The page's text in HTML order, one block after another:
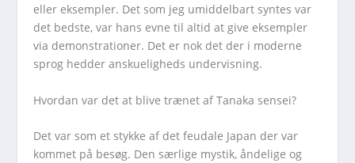
eller eksempler. Det som jeg umiddelbart syntes var
det bedste, var hans evne til altid at give eksempler
via demonstrationer. Det er nok det der i moderne
sprog hedder anskueligheds undervisning.
Hvordan var det at blive trænet af Tanaka sensei?
Det var som et stykke af det feudale Japan der var
kommet på besøg. Den særlige mystik, åndelige og